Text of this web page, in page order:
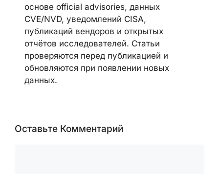
основе official advisories, данных
CVE/NVD, уведомлений CISA,
публикаций вендоров и открытых
отчётов исследователей. Статьи
проверяются перед публикацией и
обновляются при появлении новых
данных.
Оставьте Комментарий